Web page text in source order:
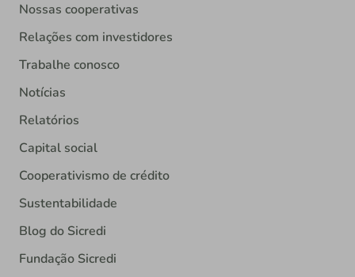
Nossas cooperativas
Relações com investidores
Trabalhe conosco
Notícias
Relatórios
Capital social
Cooperativismo de crédito
Sustentabilidade
Blog do Sicredi
Fundação Sicredi